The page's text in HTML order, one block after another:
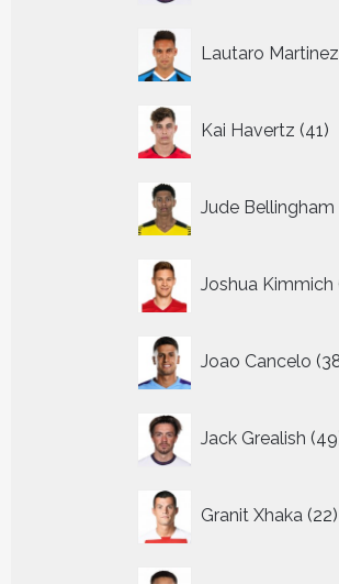
Lautaro Martinez
Kai Havertz 41
Jude Bellingham
Joshua Kimmich
Joao Cancelo
Jack Grealish 49
Granit Xhaka 22